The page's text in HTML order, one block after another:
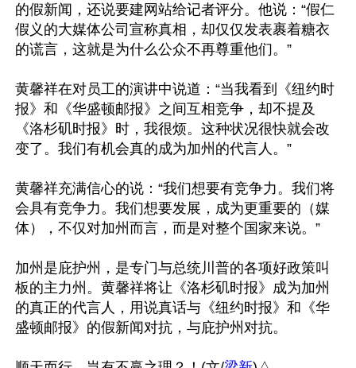
的假新闻，还说要建网站给记者评分。他说：“假仁
假义的大媒体公司宣称真相，却仅仅发表裹着糖衣
的谎言，这就是为什么公众不再尊重他们。”
黄馨祥在对员工的演讲中说道：“当我看到《纽约时
报》和《华盛顿邮报》之间互相竞争，却不提及
《洛杉矶时报》时，我很烦。这种状况很快就会改
变了。我们有机会真的成为加州的代言人。”
黄馨祥充满信心的说：“我们想要有竞争力。我们将
会具有竞争力。我们想要发展，成为更重要的（媒
体），不仅对加州而言，而是对整个国家来说。”
加州是庇护州，是专门与总统川普的各项好政策叫
板的主力州。黄馨祥将让《洛杉矶时报》成为加州
的真正的代言人，用说真话与《纽约时报》和《华
盛顿邮报》的假新闻对抗，与庇护州对抗。